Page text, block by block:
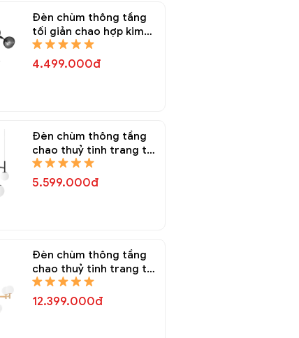
Đèn chùm thông tầng
tối giản chao hợp kim
Decor trang trí DTT
8240A
4.499.000đ
Đèn chùm thông tầng
chao thuỷ tinh trang trí
DTT 8229A
5.599.000đ
Đèn chùm thông tầng
chao thuỷ tinh trang trí
DTT 8170A
12.399.000đ